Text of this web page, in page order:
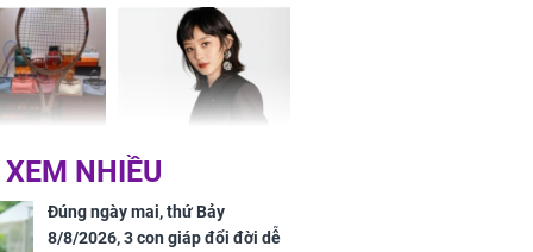
vận sáng như trăng
Rằm, chính thức hết
Thúy:
theo "lô",
gái biệt thự
"nốt nhạc"
Triệu Lệ Dĩnh liên tiếp
được Kim Ưng ưu ái,
đãi ngộ đặc biệt gây
chú ý
NHIỀU
Đúng ngày mai, thứ Bảy
8/8/2026, 3 con giáp đổi đời dễ